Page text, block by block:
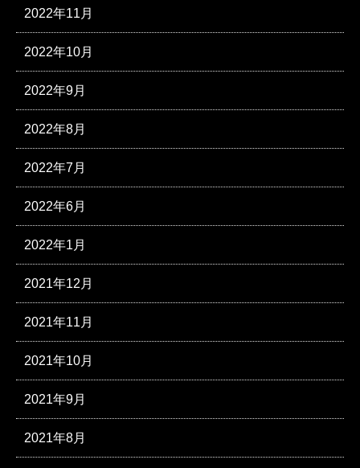
2022年11月
2022年10月
2022年9月
2022年8月
2022年7月
2022年6月
2022年1月
2021年12月
2021年11月
2021年10月
2021年9月
2021年8月